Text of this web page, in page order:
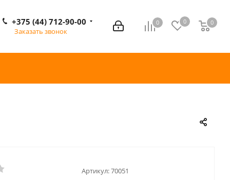
0 0 0
0
+375 (44) 712-90-00
Заказать звонок
Артикул:70051